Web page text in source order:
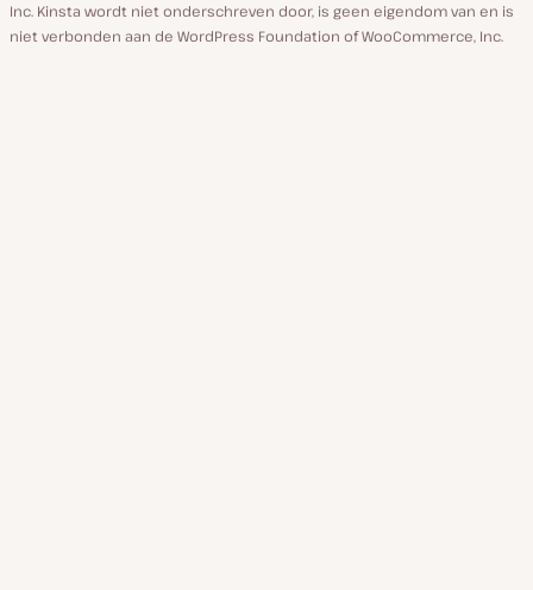
Inc. Kinsta wordt niet onderschreven door, is geen eigendom van en is
niet verbonden aan de WordPress Foundation of WooCommerce, Inc.